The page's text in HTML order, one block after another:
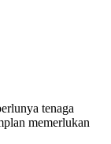
tenaga
memerlukan